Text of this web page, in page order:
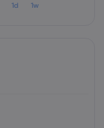
1d 1w